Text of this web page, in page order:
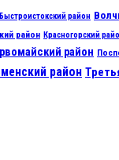
Быстроистокский район
район Красногорский
район
район